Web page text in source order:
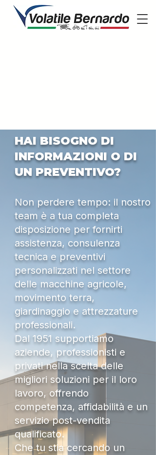
HAI BISOGNO DI
INFORMAZIONI O DI
UN PREVENTIVO?
Non perdere tempo: il nostro
team è a tua completa
disposizione per fornirti
assistenza, consulenza
tecnica e preventivi
personalizzati nel settore
delle macchine agricole,
movimento terra,
giardinaggio e attrezzature
professionali.
Dal 1951 supportiamo
aziende, professionisti e
privati nella scelta delle
migliori soluzioni per il loro
lavoro, offrendo
competenza, affidabilità e un
servizio post-vendita
qualificato.
Che tu stia cercando un